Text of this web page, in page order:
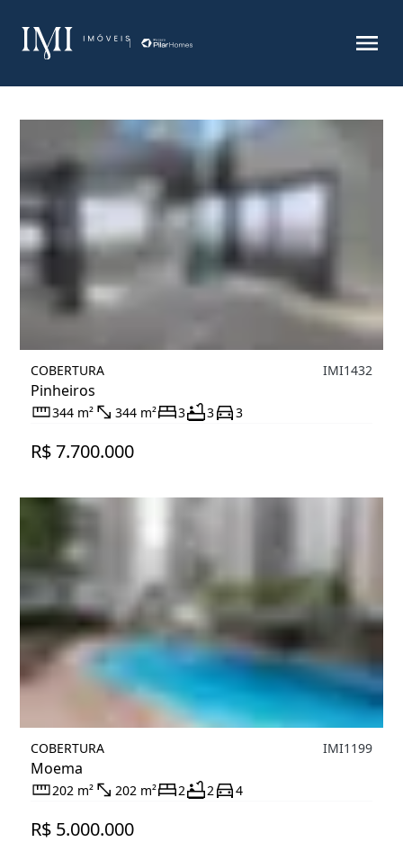
1
COBERTURA
Pinheiros
IMI1432
344 m² 344 m² 3 3 3
R$ 7.700.000
COBERTURA
Moema
IMI1199
202 m² 202 m² 2 2 4
R$ 5.000.000